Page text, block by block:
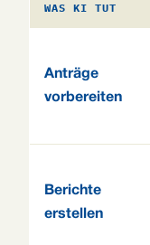
WAS KI TUT
Anträge
vorbereiten
Berichte
erstellen